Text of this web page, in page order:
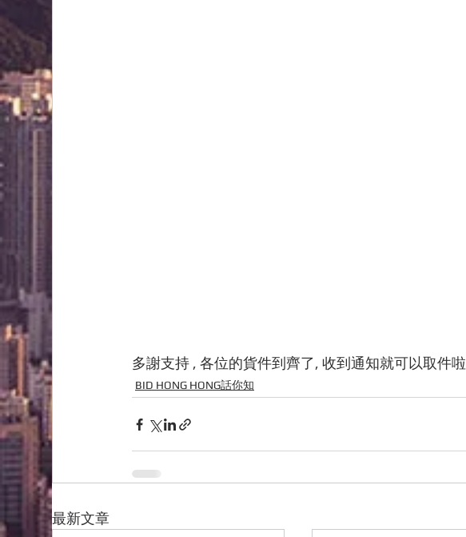
多謝支持 , 各位的貨件到齊了, 收到通知就可以取件啦
BID HONG HONG話你知
最新文章